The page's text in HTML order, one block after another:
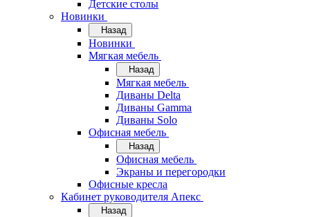
Детские столы
Новинки
Назад
Новинки
Мягкая мебель
Назад
Мягкая мебель
Диваны Delta
Диваны Gamma
Диваны Solo
Офисная мебель
Назад
Офисная мебель
Экраны и перегородки
Офисные кресла
Кабинет руководителя Апекс
Назад